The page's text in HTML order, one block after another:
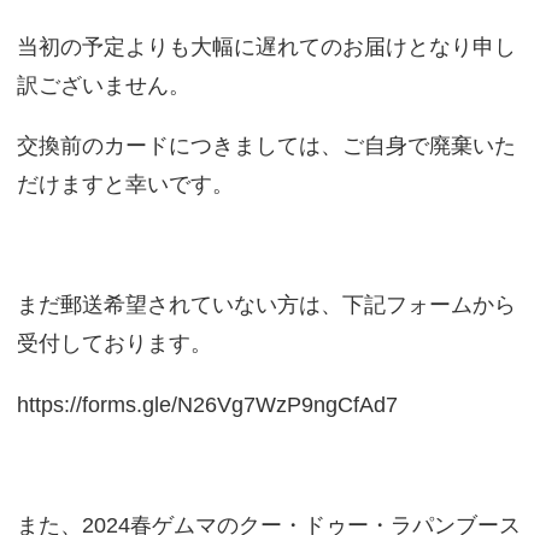
当初の予定よりも大幅に遅れてのお届けとなり申し
訳ございません。
交換前のカードにつきましては、ご自身で廃棄いた
だけますと幸いです。
まだ郵送希望されていない方は、下記フォームから
受付しております。
https://forms.gle/N26Vg7WzP9ngCfAd7
また、2024春ゲムマのクー・ドゥー・ラパンブース